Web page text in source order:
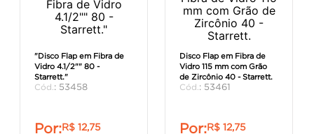
"Disco Flap em Fibra de
Vidro 4.1/2"" 80 -
Starrett."
: 53458
Por:R$ 12,75
Disco Flap em Fibra de
Vidro 115 mm com Grão
de Zircônio 40 - Starrett.
: 53461
Por:R$ 12,75